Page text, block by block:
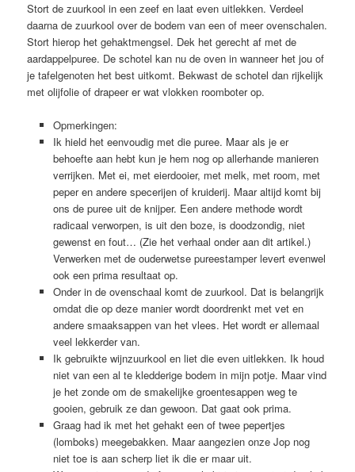
Stort de zuurkool in een zeef en laat even uitlekken. Verdeel
daarna de zuurkool over de bodem van een of meer ovenschalen.
Stort hierop het gehaktmengsel. Dek het gerecht af met de
aardappelpuree. De schotel kan nu de oven in wanneer het jou of
je tafelgenoten het best uitkomt. Bekwast de schotel dan rijkelijk
met olijfolie of drapeer er wat vlokken roomboter op.
Opmerkingen:
Ik hield het eenvoudig met die puree. Maar als je er
behoefte aan hebt kun je hem nog op allerhande manieren
verrijken. Met ei, met eierdooier, met melk, met room, met
peper en andere specerijen of kruiderij. Maar altijd komt bij
ons de puree uit de knijper. Een andere methode wordt
radicaal verworpen, is uit den boze, is doodzondig, niet
gewenst en fout… (Zie het verhaal onder aan dit artikel.)
Verwerken met de ouderwetse pureestamper levert evenwel
ook een prima resultaat op.
Onder in de ovenschaal komt de zuurkool. Dat is belangrijk
omdat die op deze manier wordt doordrenkt met vet en
andere smaaksappen van het vlees. Het wordt er allemaal
veel lekkerder van.
Ik gebruikte wijnzuurkool en liet die even uitlekken. Ik houd
niet van een al te kledderige bodem in mijn potje. Maar vind
je het zonde om de smakelijke groentesappen weg te
gooien, gebruik ze dan gewoon. Dat gaat ook prima.
Graag had ik met het gehakt een of twee pepertjes
(lomboks) meegebakken. Maar aangezien onze Jop nog
niet toe is aan scherp liet ik die er maar uit.